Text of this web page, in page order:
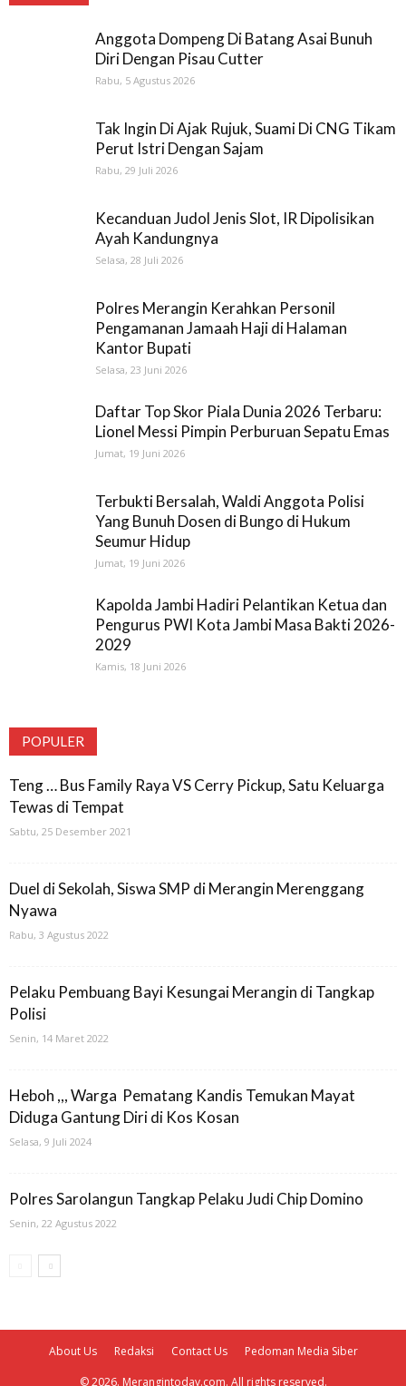
Anggota Dompeng Di Batang Asai Bunuh
Diri Dengan Pisau Cutter
Rabu, 5 Agustus 2026
Tak Ingin Di Ajak Rujuk, Suami Di CNG Tikam
Perut Istri Dengan Sajam
Rabu, 29 Juli 2026
Kecanduan Judol Jenis Slot, IR Dipolisikan
Ayah Kandungnya
Selasa, 28 Juli 2026
Polres Merangin Kerahkan Personil
Pengamanan Jamaah Haji di Halaman
Kantor Bupati
Selasa, 23 Juni 2026
Daftar Top Skor Piala Dunia 2026 Terbaru:
Lionel Messi Pimpin Perburuan Sepatu Emas
Jumat, 19 Juni 2026
Terbukti Bersalah, Waldi Anggota Polisi
Yang Bunuh Dosen di Bungo di Hukum
Seumur Hidup
Jumat, 19 Juni 2026
Kapolda Jambi Hadiri Pelantikan Ketua dan
Pengurus PWI Kota Jambi Masa Bakti 2026-
2029
Kamis, 18 Juni 2026
POPULER
Teng … Bus Family Raya VS Cerry Pickup, Satu Keluarga
Tewas di Tempat
Sabtu, 25 Desember 2021
Duel di Sekolah, Siswa SMP di Merangin Merenggang
Nyawa
Rabu, 3 Agustus 2022
Pelaku Pembuang Bayi Kesungai Merangin di Tangkap
Polisi
Senin, 14 Maret 2022
Heboh ,,, Warga Pematang Kandis Temukan Mayat
Diduga Gantung Diri di Kos Kosan
Selasa, 9 Juli 2024
Polres Sarolangun Tangkap Pelaku Judi Chip Domino
Senin, 22 Agustus 2022
About Us Redaksi Contact Us
Pedoman Media Siber
© 2026. Merangintoday.com. All rights reserved.